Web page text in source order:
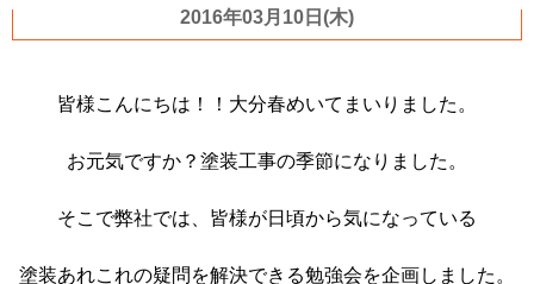
2016年03月10日(木)
皆様こんにちは！！大分春めいてまいりました。
お元気ですか？塗装工事の季節になりました。
そこで弊社では、皆様が日頃から気になっている
塗装あれこれの疑問を解決できる勉強会を企画しました。